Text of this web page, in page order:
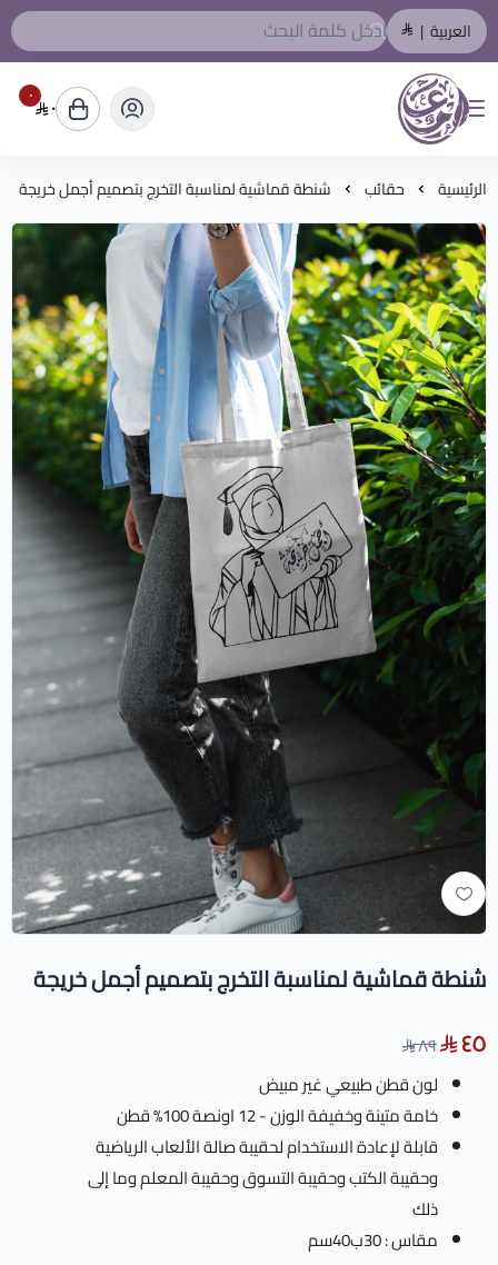
العربية |
المصمم العربي
٠ ٠
الرئيسية حقائب شنطة قماشية لمناسبة التخرج بتصميم أجمل خريجة
شنطة قماشية لمناسبة التخرج بتصميم أجمل خريجة
٤٥
٨٩
لون قطن طبيعي غير مبيض
خامة متينة وخفيفة الوزن - 12 اونصة 100% قطن
قابلة لإعادة الاستخدام لحقيبة صالة الألعاب الرياضية
وحقيبة الكتب وحقيبة التسوق وحقيبة المعلم وما إلى
ذلك
مقاس : 30ب40سم